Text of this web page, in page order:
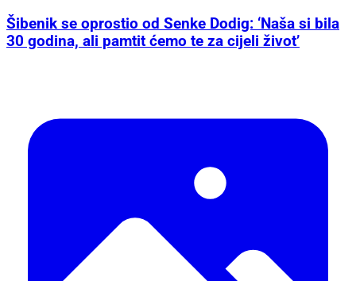
Šibenik se oprostio od Senke Dodig: ‘Naša si bila
30 godina, ali pamtit ćemo te za cijeli život’